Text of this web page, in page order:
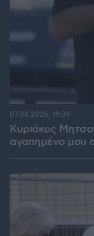
Κυριάκος
αγαπημένο μου
07.08.2026, 19:39